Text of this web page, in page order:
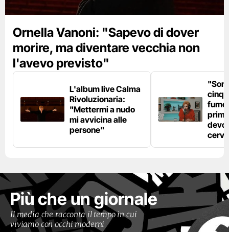
Ornella Vanoni: "Sapevo di dover
morire, ma diventare vecchia non
l'avevo previsto"
L'album live Calma
Rivoluzionaria:
"Mettermi a nudo
mi avvicina alle
persone"
fumo
devo
Più che un giornale
Il media che racconta il tempo in cui
viviamo con occhi moderni